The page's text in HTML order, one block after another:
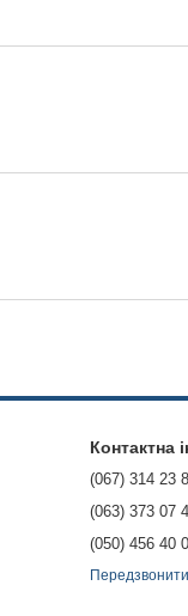
Контактна
(067) 314 23
(063) 373 07
(050) 456 40